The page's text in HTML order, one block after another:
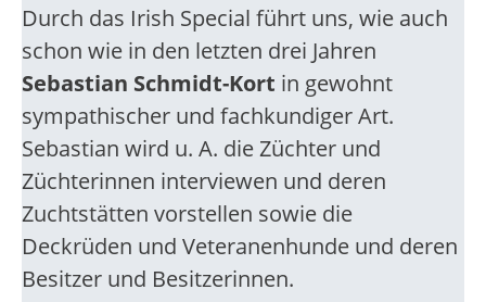
Durch das Irish Special führt uns, wie auch
schon wie in den letzten drei Jahren
Sebastian Schmidt-Kort in gewohnt
sympathischer und fachkundiger Art.
Sebastian wird u. A. die Züchter und
Züchterinnen interviewen und deren
Zuchtstätten vorstellen sowie die
Deckrüden und Veteranenhunde und deren
Besitzer und Besitzerinnen.